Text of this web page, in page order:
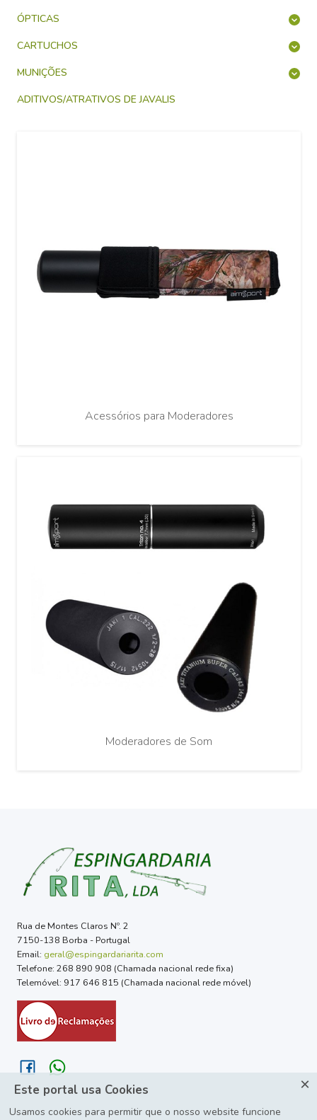
Este portal usa Cookies
Usamos cookies para permitir que o nosso website funcione
×
ÓPTICAS
CARTUCHOS
MUNIÇÕES
ADITIVOS/ATRATIVOS DE JAVALIS
Acessórios para Moderadores
Moderadores de Som
Rua de Montes Claros Nº. 2
7150-138 Borba - Portugal
Email: geral@espingardariarita.com
Telefone: 268 890 908 (Chamada nacional rede fixa)
Telemóvel: 917 646 815 (Chamada nacional rede móvel)